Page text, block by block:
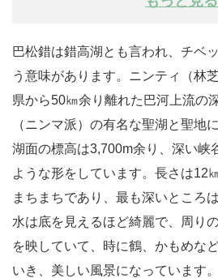
巴松錯は錯高湖とも言われ、チベ
う意味があります。ニンティ（林
県から50㎞余り離れた巴河上流の
（ニンマ派）の有名な聖湖と聖地
湖面の標高は3,700m余り、深い峡
ような形をしています。長さは12
まちまちであり、最も深いところ
水は底を見えるほど綺麗で、周り
を映していて、時に鶴、かもめな
いき、美しい風景になっています。